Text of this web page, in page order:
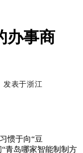
办事商
发表于浙江
惯于向“豆
“青岛哪家智能制制方